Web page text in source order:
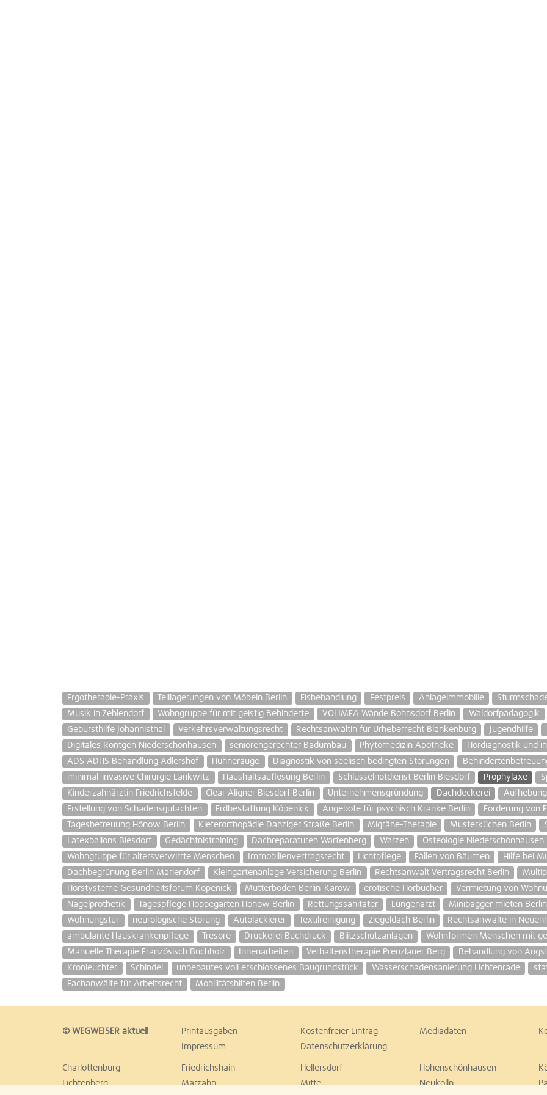
Ergotherapie-Praxis Teillagerungen von Möbeln Berlin Eisbehandlung Festpreis Anlageimmobilie
Musik in Zehlendorf
Wohngruppe für mit geistig Behinderte VOLIMEA Wände Bohnsdorf Berlin Waldorfpädagogik
Gebursthilfe Johannisthal
Verkehrsverwaltungsrecht Rechtsanwältin für Urheberrecht Blankenburg Jugendhilfe
Digitales Röntgen Niederschönhausen
seniorengerechter Badumbau Phytomedizin Apotheke
Hördiagnostik und
ADS ADHS Behandlung Adlershof
Hühnerauge Diagnostik von seelisch bedingten Störungen
minimal-invasive Chirurgie Lankwitz
Haushaltsauflösung Berlin Schlüsselnotdienst Berlin Biesdorf Prophylaxe
Kinderzahnärztin Friedrichsfelde
Clear Aligner Biesdorf Berlin Unternehmensgründung Dachdeckerei
Erstellung von Schadensgutachten
Erdbestattung Köpenick Angebote für psychisch Kranke Berlin
Förderung von
Tagesbetreuung Hönow Berlin
Kieferorthopädie Danziger Straße Berlin Migräne-Therapie Musterküchen Berlin
Latexballons Biesdorf
Gedächtnistraining Dachreparaturen Wartenberg Warzen Osteologie Niederschönhausen
Wohngruppe für altersverwirrte Menschen
Immobilienvertragsrecht Lichtpflege Fällen von Bäumen
Hilfe bei
Dachbegrünung Berlin Mariendorf
Kleingartenanlage Versicherung Berlin Rechtsanwalt Vertragsrecht Berlin
Hörstysteme Gesundheitsforum Köpenick
Mutterboden Berlin-Karow erotische Hörbücher Vermietung von
Nagelprothetik
Tagespflege Hoppegarten Hönow Berlin Rettungssanitäter Lungenarzt Minibagger mieten Berlin
Wohnungstür
neurologische Störung Autolackierer Textilreinigung Ziegeldach Berlin Rechtsanwälte in
ambulante Hauskrankenpflege
Tresore Druckerei Buchdruck Blitzschutzanlagen
Wohnformen Menschen mit
Manuelle Therapie Französisch Buchholz
Innenarbeiten Verhaltenstherapie Prenzlauer Berg Behandlung von
Kronleuchter
Schindel unbebautes voll erschlossenes Baugrundstück Wasserschadensanierung Lichtenrade
Fachanwälte für Arbeitsrecht
Mobilitätshilfen Berlin
© WEGWEISER aktuell Printausgaben Kostenfreier Eintrag Mediadaten
Impressum
Datenschutzerklärung
Charlottenburg Friedrichshain Hellersdorf Hohenschönhausen
Lichtenberg
Marzahn Mitte Neukölln